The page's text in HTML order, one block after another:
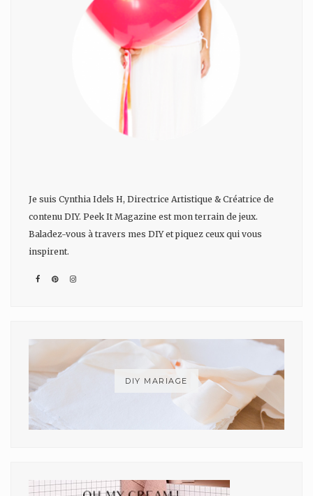
Je suis Cynthia Idels H, Directrice Artistique & Créatrice de
contenu DIY. Peek It Magazine est mon terrain de jeux.
Baladez-vous à travers mes DIY et piquez ceux qui vous
inspirent.
DIY MARIAGE